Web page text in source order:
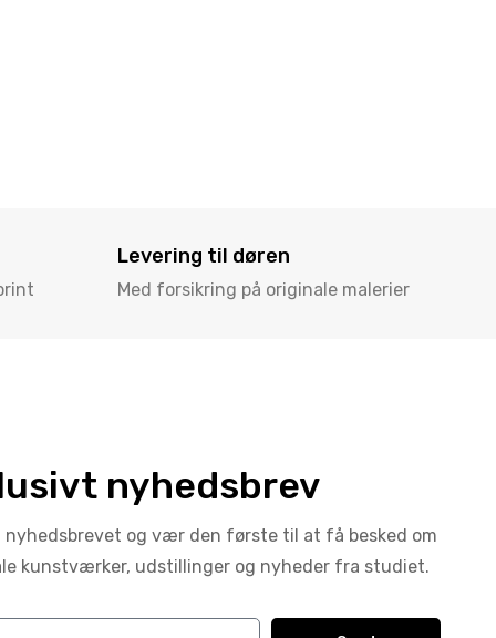
Levering til døren
Med forsikring på originale malerier
nyhedsbrev
nyhedsbrevet og vær den første til at få besked om
kunstværker, udstillinger og nyheder fra studiet.